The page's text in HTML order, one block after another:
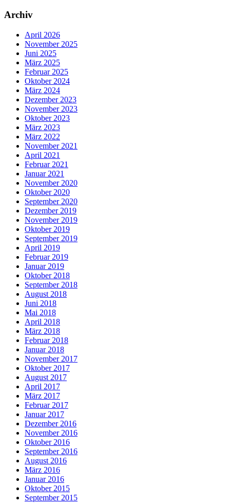
Archiv
April 2026
November 2025
Juni 2025
März 2025
Februar 2025
Oktober 2024
März 2024
Dezember 2023
November 2023
Oktober 2023
März 2023
März 2022
November 2021
April 2021
Februar 2021
Januar 2021
November 2020
Oktober 2020
September 2020
Dezember 2019
November 2019
Oktober 2019
September 2019
April 2019
Februar 2019
Januar 2019
Oktober 2018
September 2018
August 2018
Juni 2018
Mai 2018
April 2018
März 2018
Februar 2018
Januar 2018
November 2017
Oktober 2017
August 2017
April 2017
März 2017
Februar 2017
Januar 2017
Dezember 2016
November 2016
Oktober 2016
September 2016
August 2016
März 2016
Januar 2016
Oktober 2015
September 2015